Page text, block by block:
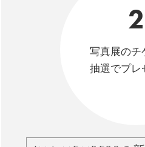
2
写真展のチ
抽選でプレ